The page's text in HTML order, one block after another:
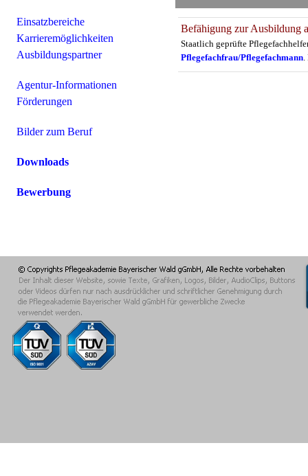
Einsatzbereiche
Karrieremöglichkeiten
Ausbildungspartner
Agentur-Informationen
Förderungen
Bilder zum Beruf
Downloads
Bewerbung
Befähigung zur Ausbildung
Staatlich geprüfte
Pflegefachfrau/Pflegefachmann.